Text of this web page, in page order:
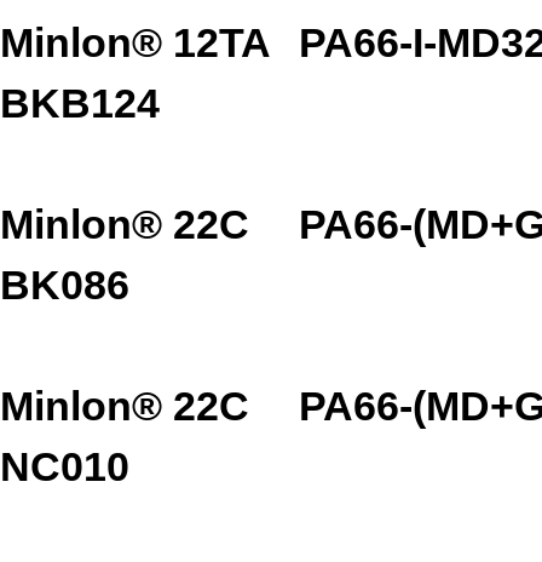
Minlon® 12TA
BKB124
PA66-I-
Minlon® 22C
BK086
PA66-
Minlon® 22C
NC010
PA66-